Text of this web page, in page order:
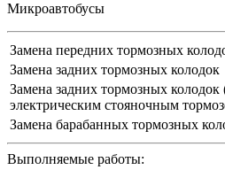
Микроавтобусы
Замена передних тормозных
Замена задних тормозных колодок
Замена задних тормозных колодок
электрическим стояночным
Замена барабанных тормозных
Выполняемые работы: